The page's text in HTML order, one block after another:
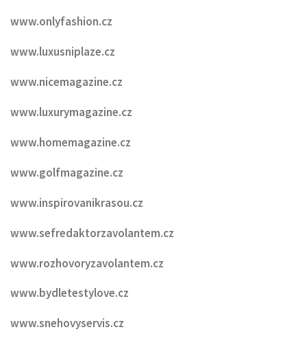
www.onlyfashion.cz
www.luxusniplaze.cz
www.nicemagazine.cz
www.luxurymagazine.cz
www.homemagazine.cz
www.golfmagazine.cz
www.inspirovanikrasou.cz
www.sefredaktorzavolantem.cz
www.rozhovoryzavolantem.cz
www.bydletestylove.cz
www.snehovyservis.cz